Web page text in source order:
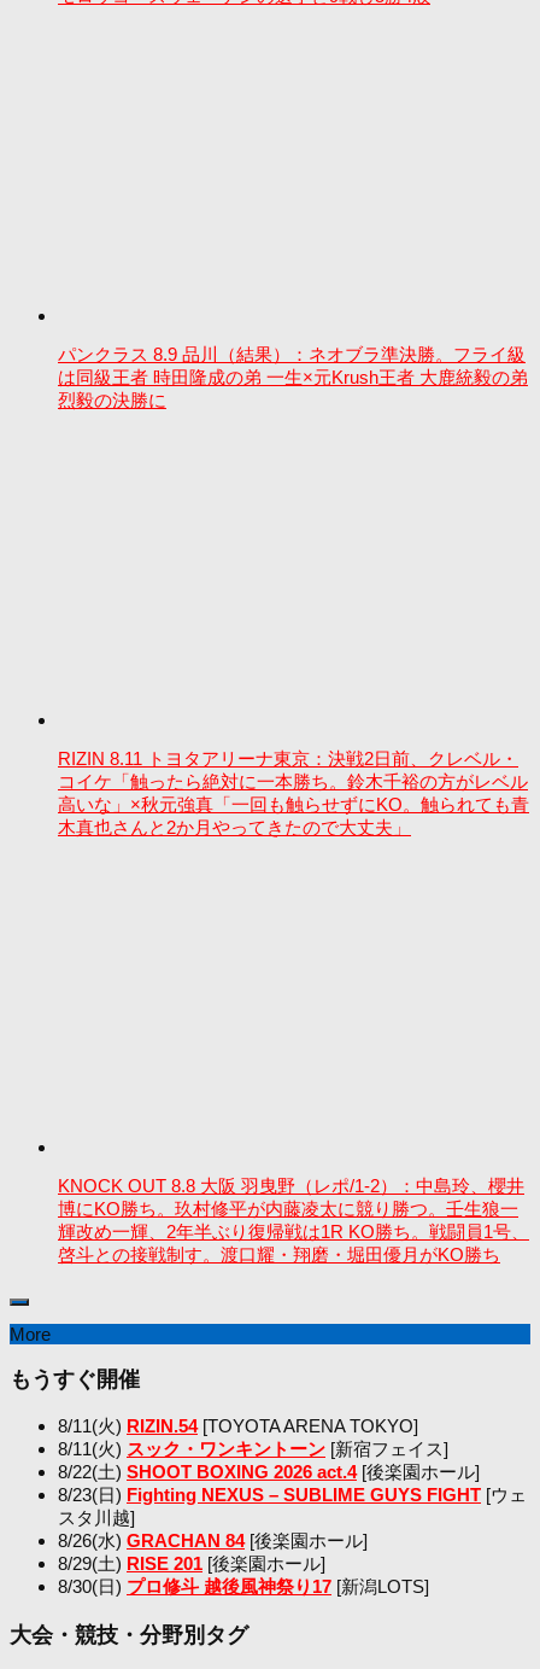
パンクラス 8.9 品川（結果）：ネオブラ準決勝。フライ級
は同級王者 時田隆成の弟 一生×元Krush王者 大鹿統毅の弟
烈毅の決勝に
RIZIN 8.11 トヨタアリーナ東京：決戦2日前、クレベル・
コイケ「触ったら絶対に一本勝ち。鈴木千裕の方がレベル
高いな」×秋元強真「一回も触らせずにKO。触られても青
木真也さんと2か月やってきたので大丈夫」
KNOCK OUT 8.8 大阪 羽曳野（レポ/1-2）：中島玲、櫻井
博にKO勝ち。玖村修平が内藤凌太に競り勝つ。壬生狼一
輝改め一輝、2年半ぶり復帰戦は1R KO勝ち。戦闘員1号、
啓斗との接戦制す。渡口耀・翔磨・堀田優月がKO勝ち
More
もうすぐ開催
8/11(火) RIZIN.54[TOYOTA ARENA TOKYO]
8/11(火) スック・ワンキントーン [新宿フェイス]
8/22(土) SHOOT BOXING 2026 act.4[後楽園ホール]
8/23(日) Fighting NEXUS – SUBLIME GUYS FIGHT [ウェ
スタ川越]
8/26(水) GRACHAN 84[後楽園ホール]
8/29(土) RISE 201 [後楽園ホール]
8/30(日) プロ修斗 越後風神祭り17 [新潟LOTS]
大会・競技・分野別タグ